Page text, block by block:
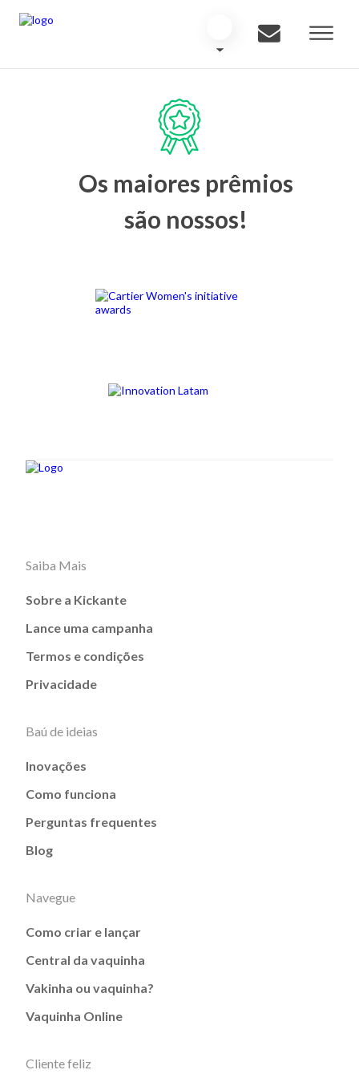
Os maiores prêmios
são nossos!
Saiba Mais
Sobre a Kickante
Lance uma campanha
Termos e condições
Privacidade
Baú de ideias
Inovações
Como funciona
Perguntas frequentes
Blog
Navegue
Como criar e lançar
Central da vaquinha
Vakinha ou vaquinha?
Vaquinha Online
Cliente feliz